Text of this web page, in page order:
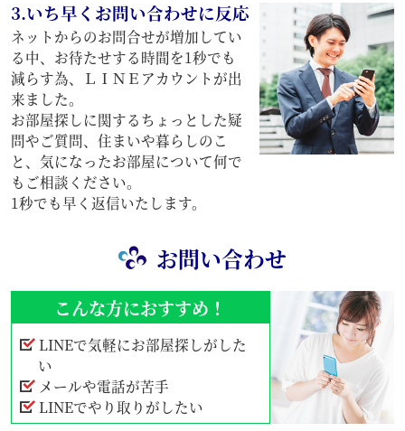
3.いち早くお問い合わせに反応
ネットからのお問合せが増加してい
る中、お待たせする時間を1秒でも
減らす為、ＬＩＮＥアカウントが出
来ました。
お部屋探しに関するちょっとした疑
問やご質問、住まいや暮らしのこ
と、気になったお部屋について何で
もご相談ください。
1秒でも早く返信いたします。
お問い合わせ
こんな方におすすめ！
LINEで気軽にお部屋探しがした
い
メールや電話が苦手
LINEでやり取りがしたい